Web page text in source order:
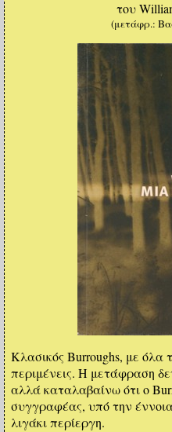
του
(μετάφρ.:
Κλασικός Burroughs, με
περιμένεις. Η μετάφραση
αλλά καταλαβαίνω ότι ο
συγγραφέας, υπό την
λιγάκι περίεργη.